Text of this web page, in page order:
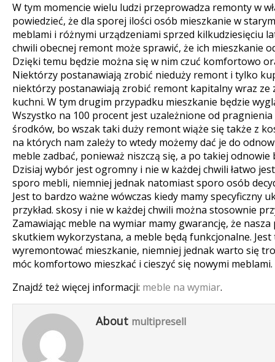
W tym momencie wielu ludzi przeprowadza remonty w
powiedzieć, że dla sporej ilości osób mieszkanie w
meblami i różnymi urządzeniami sprzed kilkudziesięciu
chwili obecnej remont może sprawić, że ich mieszkanie
Dzięki temu będzie można się w nim czuć komfortowo
Niektórzy postanawiają zrobić nieduży remont i tylko
niektórzy postanawiają zrobić remont kapitalny wraz ze
kuchni. W tym drugim przypadku mieszkanie będzie
Wszystko na 100 procent jest uzależnione od
środków, bo wszak taki duży remont wiąże się także z
na których nam zależy to wtedy możemy dać je do
meble zadbać, ponieważ niszczą się, a po takiej odnowie
Dzisiaj wybór jest ogromny i nie w każdej chwili łatwo
sporo mebli, niemniej jednak natomiast sporo osób
Jest to bardzo ważne wówczas kiedy mamy specyficzny
przykład. skosy i nie w każdej chwili można stosownie
Zamawiając meble na wymiar mamy gwarancję, że
skutkiem wykorzystana, a meble będą funkcjonalne.
wyremontować mieszkanie, niemniej jednak warto się
móc komfortowo mieszkać i cieszyć się nowymi meblami.
Znajdź też więcej informacji: meble na wymiar.
About multipresell